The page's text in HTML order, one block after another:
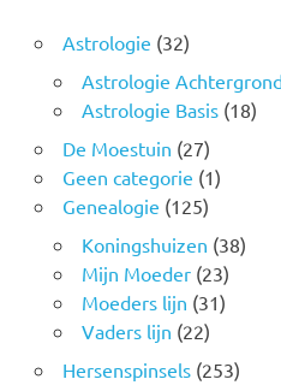
Astrologie (32)
Astrologie
Astrologie Basis(18)
De Moestuin (27)
Geen categorie (1)
Genealogie (125)
Koningshuizen (38)
Mijn Moeder(23)
Moeders lijn (31)
Vaders lijn (22)
Hersenspinsels(253)